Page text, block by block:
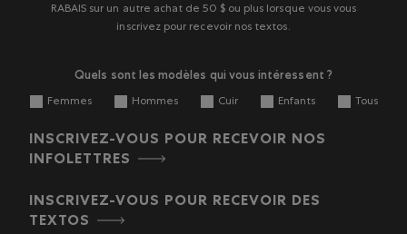
RABAIS sur un autre achat de 50 $ ou plus lorsque vous vous
inscrivez pour recevoir nos textos.
Quels sont les modèles qui vous intéressent ?
Femmes Hommes Cuir Enfants Tous
INSCRIVEZ-VOUS POUR RECEVOIR NOS
INFOLETTRES
INSCRIVEZ-VOUS POUR RECEVOIR DES
TEXTOS